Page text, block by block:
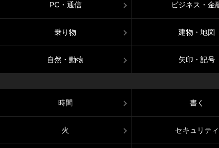
PC・通信 ビジネス・金
乗り物 建物・地図
自然・動物 矢印・記号
時間 書く
火 セキュリティ